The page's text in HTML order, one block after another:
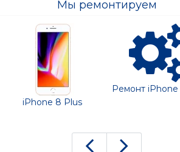
Мы ремонтируем
iPhone 8 Plus
Ремонт iPhone